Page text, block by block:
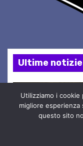
Ultime notizie
Utilizziamo i
migliore
questo sito